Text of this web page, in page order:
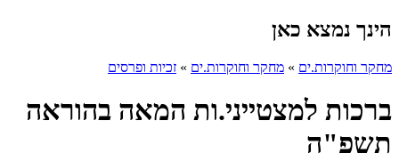
הינך נמצא כאן
מחקר וחוקרות.ים » מחקר וחוקרות.ים » זכיות ופרסים
ברכות למצטייני.ות המאה בהוראה
תשפ"ה